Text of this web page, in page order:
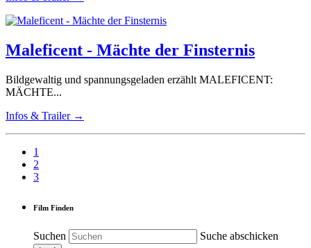
Maleficent - Mächte der Finsternis
Bildgewaltig und spannungsgeladen erzählt MALEFICENT:
MÄCHTE...
Infos & Trailer →
1
2
3
Film Finden
Suchen Suche abschicken